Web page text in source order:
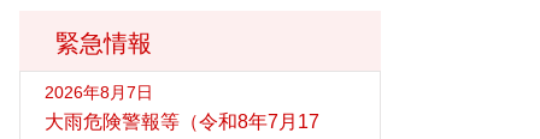
緊急情報
2026年8月7日
大雨危険警報等（令和8年7月17